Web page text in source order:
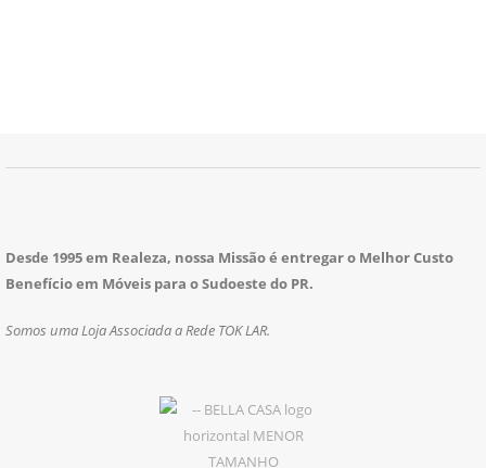
Desde 1995 em Realeza, nossa Missão é entregar o Melhor Custo
Benefício em Móveis para o Sudoeste do PR.
Somos uma Loja Associada a Rede TOK LAR.